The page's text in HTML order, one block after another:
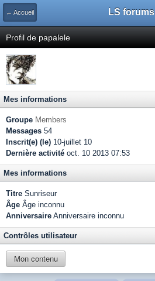
← Accueil LS forums
Profil de papalele
Mes informations
Groupe Members
Messages 54
Inscrit(e) (le) 10-juillet 10
Dernière activité oct. 10 2013 07:53
Mes informations
Titre Sunriseur
Âge Âge inconnu
Anniversaire Anniversaire inconnu
Contrôles utilisateur
Mon contenu